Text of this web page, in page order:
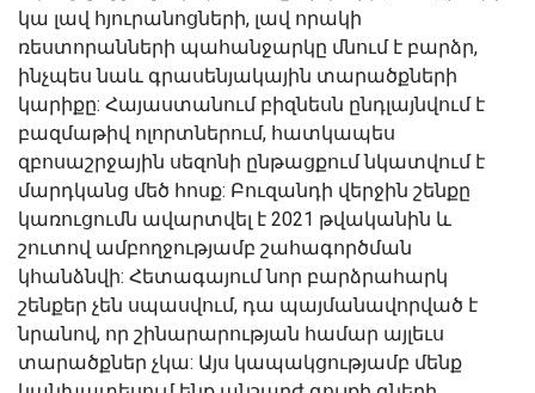
կա լավ հյուրանոցների, լավ որակի
ռեստորանների պահանջարկը մնում է բարձր,
ինչպես նաև գրասենյակային տարածքների
կարիքը: Հայաստանում բիզնեսն ընդլայնվում է
բազմաթիվ ոլորտներում, հատկապես
զբոսաշրջային սեզոնի ընթացքում նկատվում է
մարդկանց մեծ հոսք: Բուզանդի վերջին շենքը
կառուցումն ավարտվել է 2021 թվականին և
շուտով ամբողջությամբ շահագործման
կհանձնվի: Հետագայում նոր բարձրահարկ
շենքեր չեն սպասվում, դա պայմանավորված է
նրանով, որ շինարարության համար այլեւս
տարածքներ չկա: Այս կապակցությամբ մենք